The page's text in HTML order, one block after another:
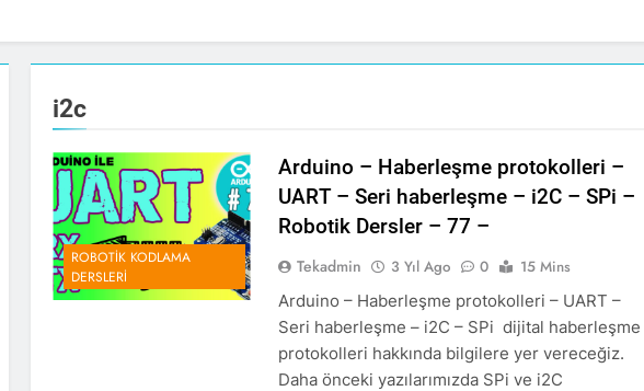
i2c
ROBOTIK KODLAMA
DERSLERI
Arduino – Haberleşme protokolleri –
UART – Seri haberleşme – i2C – SPi –
Robotik Dersler – 77 –
Tekadmin 3 Yıl Ago 0
15 Mins
Arduino – Haberleşme protokolleri – UART –
Seri haberleşme – i2C – SPi dijital haberleşme
protokolleri hakkında bilgilere yer vereceğiz.
Daha önceki yazılarımızda SPi ve i2C